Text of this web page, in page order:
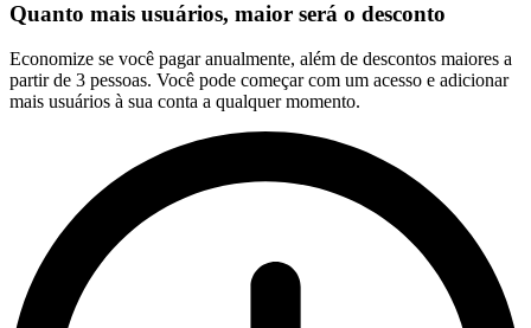
Quanto mais usuários, maior será o desconto
Economize se você pagar anualmente, além de descontos maiores a
partir de 3 pessoas. Você pode começar com um acesso e adicionar
mais usuários à sua conta a qualquer momento.